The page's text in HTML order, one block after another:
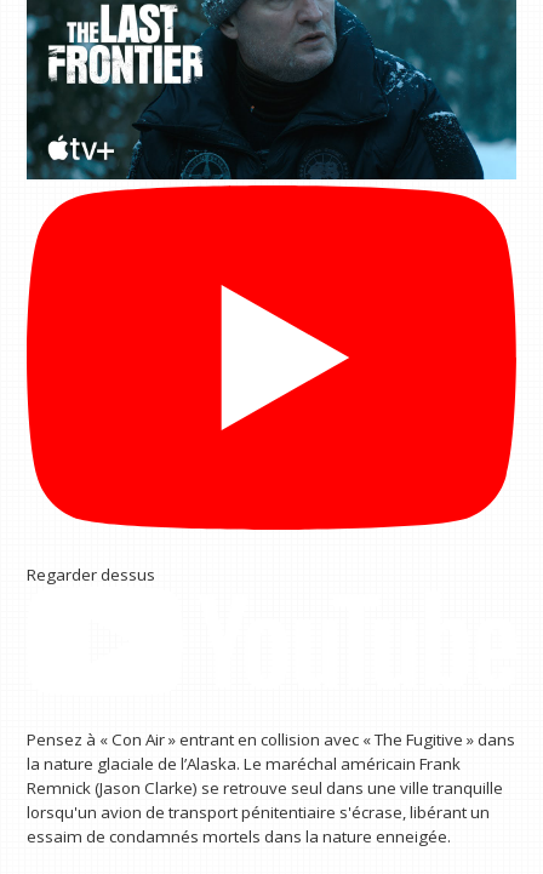
Regarder dessus
Pensez à « Con Air » entrant en collision avec « The Fugitive » dans
la nature glaciale de l’Alaska. Le maréchal américain Frank
Remnick (Jason Clarke) se retrouve seul dans une ville tranquille
lorsqu'un avion de transport pénitentiaire s'écrase, libérant un
essaim de condamnés mortels dans la nature enneigée.